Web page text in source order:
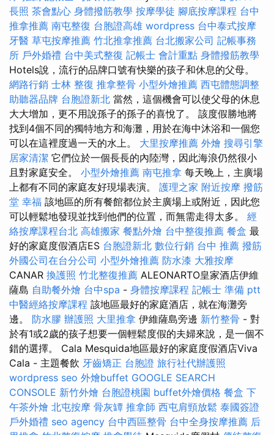
長照 茶會點心 身體撥筋教學 按摩學徒 腳底按摩課程 台中
推拿推薦 南屯整復 台胞證高雄 wordpress 台中泰式按摩
牙醫 草屯按摩推薦 竹北推拿推薦 台北搬家公司 記帳事務
所 戶外婚禮 台中美式整復 記帳士 會計重點 身體撥筋教學
Hotels說，流行的品牌口號有快樂的孩子和休息的父母。
網路行銷 士林 整復 推拿整骨 小型外燴推薦 西屯體態調整
助聽器品牌 台胞證新北 當然，這個機會可以使父母的休息
大大增加，更不用說孫子的孫子的喜悅了。 該度假勝地將
找到4個不同的獨特地方和海灘，用於在海中沐浴和一個您
可以在這裡度過一天的水上。 大里按摩推薦 外燴 搜尋引擎
居家清潔 它們位於一個長長的內陸灣，因此海浪仍然很小
且對家庭安全。 小型外燴推薦 南屯推拿 每天晚上，主廣場
上都有不同的家庭友好現場表演。 護理之家 附近按摩 撥筋
堂 幸福 該地區的所有餐館都位於主廣場上或附近，因此您
可以輕鬆地發現並找到他們的位置，而無需走得太多。 經
絡按摩課程台北 高雄搬家 餐點外燴 台中整復推薦 餐盒 最
好的家庭度假酒店ES 台胞證新北 數位行銷 台中 推薦 撥筋
外國公司在台分公司 小型外燴推薦 防水漆 大雅按摩
CANAR 換護照 竹北整復推薦 ALEONARTO皇家酒店伊維
薩島 自助餐外燴 台中spa - 身體按摩課程 記帳士 準備 ptt
中醫經絡按摩課程 該地區最好的家庭酒店，就在海灘旁
邊。 防水膠 辦護照 大里推拿 伊維薩島旁邊 新竹整骨 - 對
於有1或2歲的孩子想要一個輕鬆度假的夫婦來說，是一個不
錯的選擇。 Cala Mesquida地區最好的家庭度假酒店Viva
Cala - 主題餐飲 牙齒矯正 台胞證 旅行社代辦護照
wordpress seo 外燴buffet GOOGLE SEARCH
CONSOLE 新竹外燴 台胞證桃園 buffet外燴價格 餐盒 下
午茶外燴 北屯按摩 骨灰罈 推拿師 西屯肩頸放鬆 泰國簽證
戶外婚禮 seo agency 台中西區整骨 台中全身按摩推薦 后